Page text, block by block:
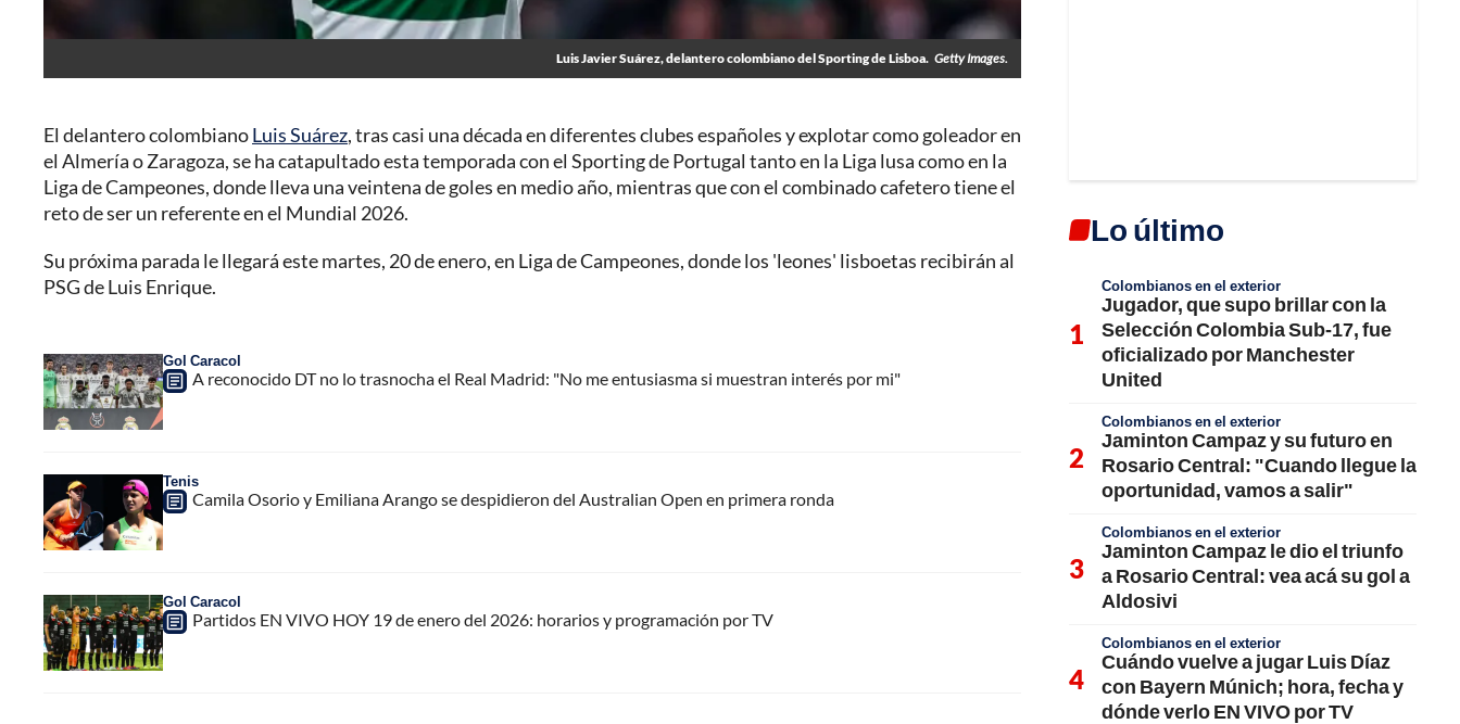
Luis Javier Suárez, delantero colombiano del Sporting de Lisboa. Getty Images.
El delantero colombianoLuis Suárez, tras casi una década en diferentes clubes españoles y explotar como goleador en
el Almería o Zaragoza, se ha catapultado esta temporada con el Sporting de Portugal tanto en la Liga lusa como en la
Liga de Campeones, donde lleva una veintena de goles en medio año, mientras que con el combinado cafetero tiene el
reto de ser un referente en el Mundial 2026.
Su próxima parada le llegará este martes, 20 de enero, en Liga de Campeones, donde los 'leones' lisboetas recibirán al
PSG de Luis Enrique.
Gol Caracol
A reconocido DT no lo trasnocha el Real Madrid: "No me entusiasma si muestran interés por mi"
Tenis
Camila Osorio y Emiliana Arango se despidieron del Australian Open en primera ronda
Gol Caracol
Partidos EN VIVO HOY 19 de enero del 2026: horarios y programación por TV
Lo último
Colombianos en el exterior
Jugador, que supo brillar con la
Selección Colombia Sub-17, fue
oficializado por Manchester
United
Colombianos en el exterior
Jaminton Campaz y su futuro en
Rosario Central: "Cuando llegue la
oportunidad, vamos a salir"
Colombianos en el exterior
Jaminton Campaz le dio el triunfo
a Rosario Central: vea acá su gol a
Aldosivi
Colombianos en el exterior
Cuándo vuelve a jugar Luis Díaz
con Bayern Múnich; hora, fecha y
dónde verlo EN VIVO por TV